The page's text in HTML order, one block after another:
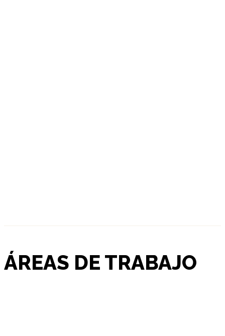
ÁREAS DE TRABAJO